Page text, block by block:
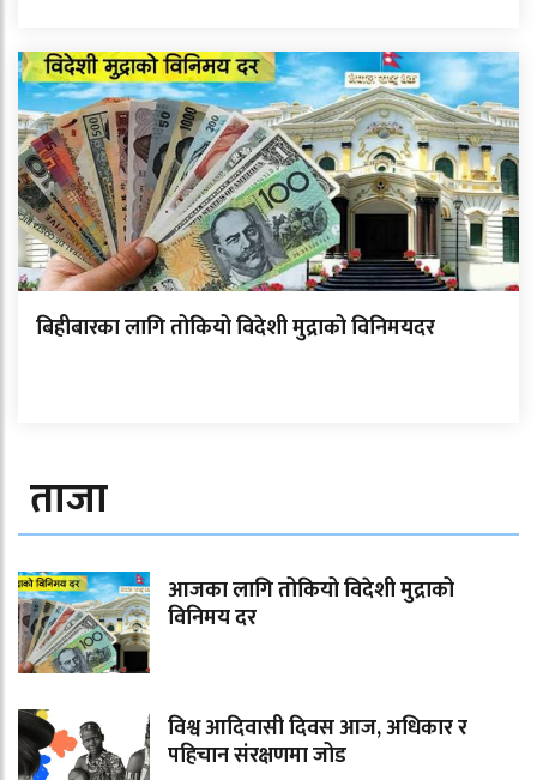
बिहीबारका लागि तोकियो विदेशी मुद्राको विनिमयदर
ताजा
आजका लागि तोकियो विदेशी मुद्राको
विनिमय दर
विश्व आदिवासी दिवस आज, अधिकार र
पहिचान संरक्षणमा जोड